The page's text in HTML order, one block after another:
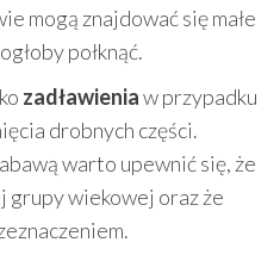
mogą znajdować się małe
połknąć.
zadławieniaw przypadku
drobnych części.
warto upewnić się, że
grupy wiekowej oraz że